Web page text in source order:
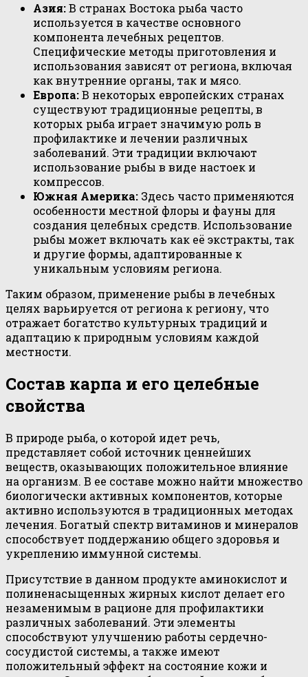
Азия:В странах Востока рыба часто
используется в качестве основного
компонента лечебных рецептов.
Специфические методы приготовления и
использования зависят от региона, включая
как внутренние органы, так и мясо.
Европа:В некоторых европейских странах
существуют традиционные рецепты, в
которых рыба играет значимую роль в
профилактике и лечении различных
заболеваний. Эти традиции включают
использование рыбы в виде настоек и
компрессов.
Южная Америка: Здесь часто применяются
особенности местной флоры и фауны для
создания целебных средств. Использование
рыбы может включать как её экстракты, так
и другие формы, адаптированные к
уникальным условиям региона.
Таким образом, применение рыбы в лечебных
целях варьируется от региона к региону, что
отражает богатство культурных традиций и
адаптацию к природным условиям каждой
местности.
Состав карпа и его целебные
свойства
В природе рыба, о которой идет речь,
представляет собой источник ценнейших
веществ, оказывающих положительное влияние
на организм. В ее составе можно найти множество
биологически активных компонентов, которые
активно используются в традиционных методах
лечения. Богатый спектр витаминов и минералов
способствует поддержанию общего здоровья и
укреплению иммунной системы.
Присутствие в данном продукте аминокислот и
полиненасыщенных жирных кислот делает его
незаменимым в рационе для профилактики
различных заболеваний. Эти элементы
способствуют улучшению работы сердечно-
сосудистой системы, а также имеют
положительный эффект на состояние кожи и